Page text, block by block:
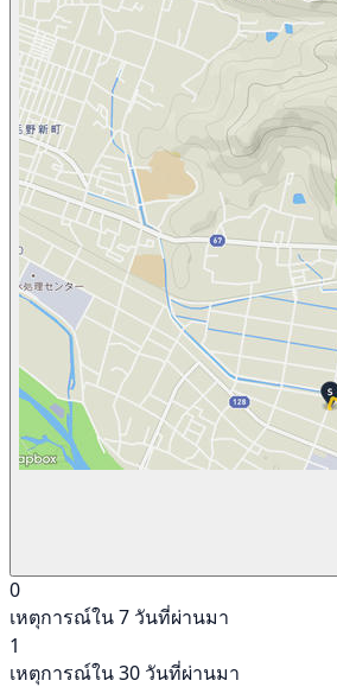
0
เหตุการณ์ใน 7 วันที่ผ่านมา
1
เหตุการณ์ใน 30 วันที่ผ่านมา